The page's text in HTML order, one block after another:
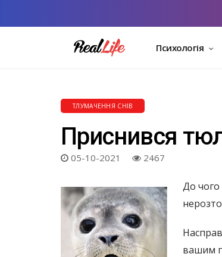
Психологія
ТЛУМАЧЕННЯ СНІВ
Приснився
05-10-2021 2467
До чого
вашим